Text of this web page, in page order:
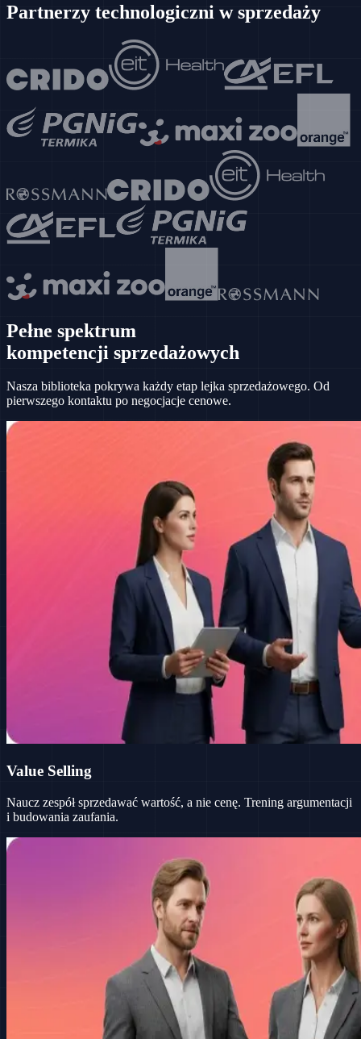
Partnerzy technologiczni w sprzedaży
Pełne spektrum
kompetencji sprzedażowych
Nasza biblioteka pokrywa każdy etap lejka sprzedażowego. Od
pierwszego kontaktu po negocjacje cenowe.
Value Selling
Naucz zespół sprzedawać wartość, a nie cenę. Trening argumentacji
i budowania zaufania.